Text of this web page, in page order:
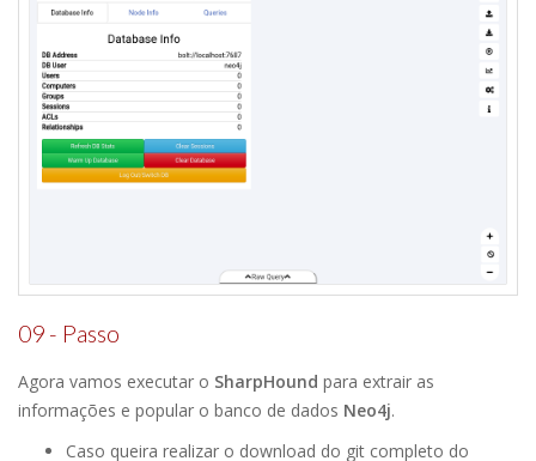
09 - Passo
Agora vamos executar o SharpHound para extrair as
informações e popular o banco de dados Neo4j.
Caso queira realizar o download do git completo do